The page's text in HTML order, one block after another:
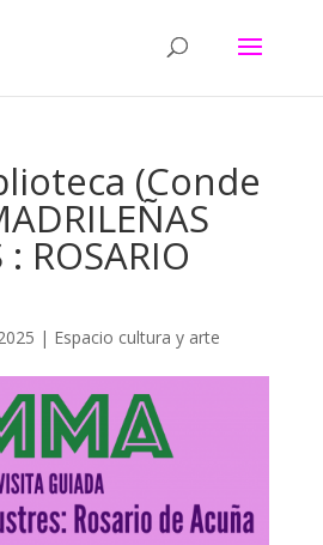
(Conde
: ROSARIO
| Espacio cultura y arte